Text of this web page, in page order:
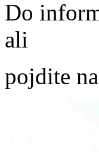
Do
ali
pojdite na